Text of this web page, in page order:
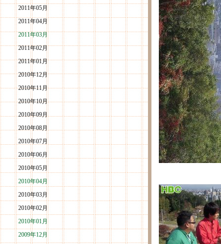
2011年05月
2011年04月
2011年03月
2011年02月
2011年01月
2010年12月
2010年11月
2010年10月
2010年09月
2010年08月
2010年07月
2010年06月
2010年05月
2010年04月
2010年03月
2010年02月
2010年01月
2009年12月